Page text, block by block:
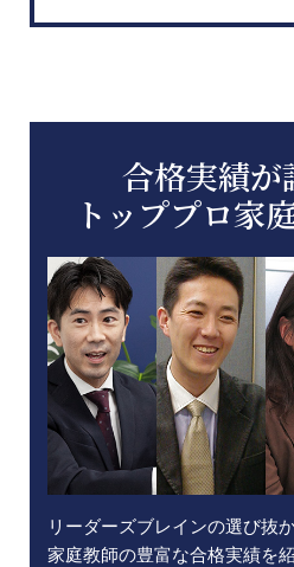
合格実績が
トッププロ家
リーダーズブレインの選び抜
家庭教師の豊富な合格実績を